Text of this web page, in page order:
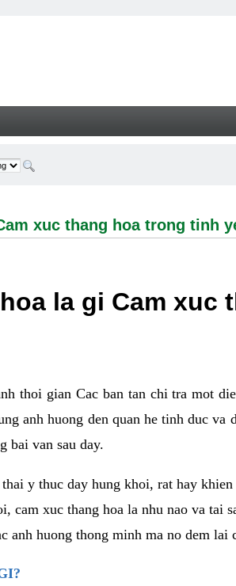
thang hoa trong tinh yeu -
xuc thang hoa trong tinh
la gi Cam xuc
thoi gian Cac ban tan chi tra mot
anh huong den quan he tinh duc
bai van sau day.
y thuc day hung khoi, rat hay
cam xuc thang hoa la nhu nao va tai
anh huong thong minh ma no dem lai